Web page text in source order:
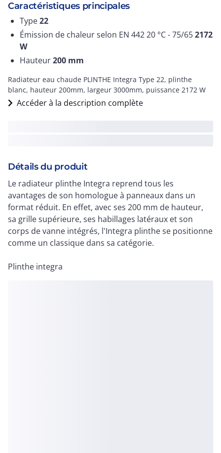
Caractéristiques principales
Type22
Émission de chaleur selon EN 442 20 °C - 75/652172
W
Hauteur200 mm
Radiateur eau chaude PLINTHE Integra Type 22, plinthe
blanc, hauteur 200mm, largeur 3000mm, puissance 2172 W
Accéder à la description complète
Détails du produit
Le radiateur plinthe Integra reprend tous les
avantages de son homologue à panneaux dans un
format réduit. En effet, avec ses 200 mm de hauteur,
sa grille supérieure, ses habillages latéraux et son
corps de vanne intégrés, l'Integra plinthe se positionne
comme un classique dans sa catégorie.
Plinthe integra